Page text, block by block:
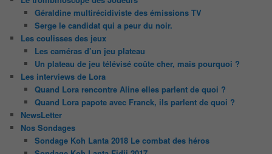
Géraldine multirécidiviste des émissions TV
Serge le candidat qui a peur du noir.
Les coulisses des jeux
Les caméras d’un jeu plateau
Un plateau de jeu télévisé coûte cher, mais pourquoi ?
Les interviews de Lora
Quand Lora rencontre Aline elles parlent de quoi ?
Quand Lora papote avec Franck, ils parlent de quoi ?
NewsLetter
Nos Sondages
Sondage Koh Lanta 2018 Le combat des héros